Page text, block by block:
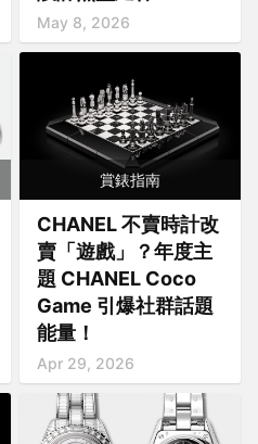
May 8, 2026
賞錶指南
CHANEL 不賣時計改
賣「遊戲」？年度主
題 CHANEL Coco
Game 引爆社群話題
能量！
Apr 29, 2026